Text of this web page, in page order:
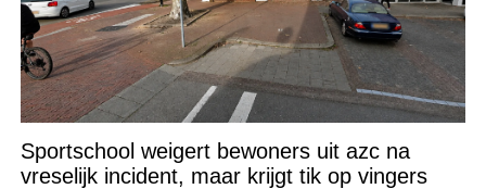
Sportschool weigert bewoners uit azc na
vreselijk incident, maar krijgt tik op vingers